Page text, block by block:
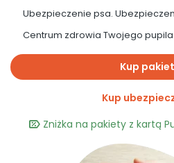
Ubezpieczenie psa i kota
Ubezpieczenie psa.
Centrum zdrowia Twojego pupila
Kup pakiet
Kup
Zniżka na pakiety z kartą